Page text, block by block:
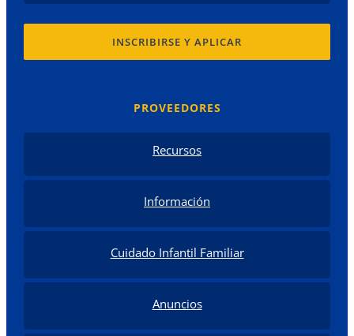
INSCRIBIRSE Y APLICAR
PROVEEDORES
Recursos
Información
Cuidado Infantil Familiar
Anuncios